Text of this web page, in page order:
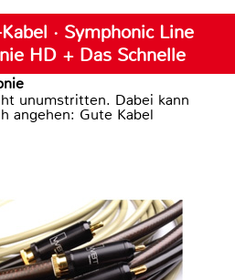
· Symphonic Line
HD + Das Schnelle
unumstritten. Dabei kann
angehen: Gute Kabel